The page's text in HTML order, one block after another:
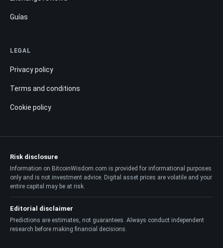
Guías
LEGAL
Privacy policy
Terms and conditions
Cookie policy
Risk disclosure
Information on BitcoinWisdom.com is provided for informational purposes
only and is not investment advice. Digital asset prices are volatile and your
entire capital may be at risk.
Editorial disclaimer
Predictions are estimates, not guarantees. Always conduct independent
research before making financial decisions.